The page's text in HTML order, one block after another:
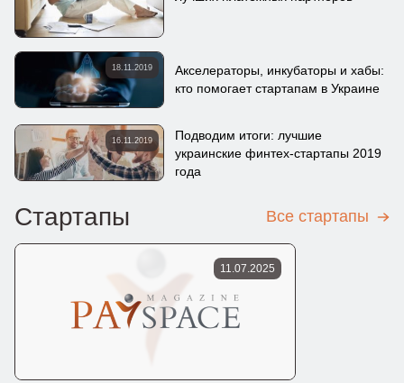
18.11.2019
Акселераторы, инкубаторы и хабы:
кто помогает стартапам в Украине
16.11.2019
Подводим итоги: лучшие
украинские финтех-стартапы 2019
года
Стартапы Все стартапы
11.07.2025